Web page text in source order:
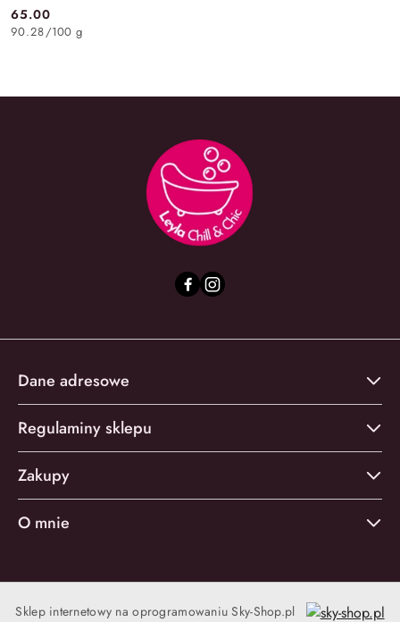
Cena:
65.00
90.28/100 g
Dane adresowe
Regulaminy sklepu
Zakupy
O mnie
Sklep internetowy na oprogramowaniu Sky-Shop.pl